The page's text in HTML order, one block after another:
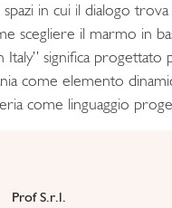
in cui il dialogo trova
scegliere il marmo in
Italy” significa progettato
come elemento
come linguaggio
Prof S.r.l.